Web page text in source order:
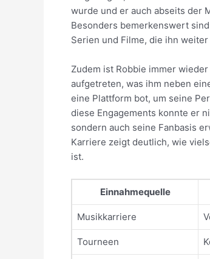
wurde und er auch abseits der
Besonders bemerkenswert
Serien und Filme, die ihn
Zudem ist Robbie immer
aufgetreten, was ihm neben
eine Plattform bot, um seine
diese Engagements konnte er
sondern auch seine Fanbasis
Karriere zeigt deutlich, wie
ist.
Einnahmequelle
Musikkarriere
Tourneen